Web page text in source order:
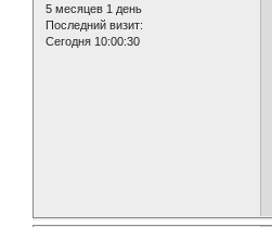
5 месяцев 1 день
Последний визит:
Сегодня 10:00:30